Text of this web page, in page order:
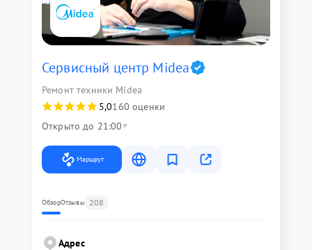
Сервисный центр Midea
Ремонт техники Midea
5,0160 оценки
Открыто до 21:00
Маршрут
ОбзорОтзывы 208
Адрес